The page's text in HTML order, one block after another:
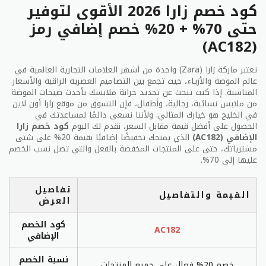
ملابسك، بما في ذلك أفضل الكتب مبيعا، يمكن العثور
عليها في أي مكان وفي أي وقت وتستطيع توفير المال
عند استخدام كود خصم زارا.
تسوق هذايا لأحبائك من زارا
اختيار هدية مثالية من مجموعة واسعة من الفساتين
والملابس زارا اون لاين، أضف كود خصم زارا لقتصاد المال
فمن الصعب اختيار قطعة مثالية من الملابس لشخص آخر.
تجنب الإجهاد، لأنه عند اختيار بطاقة هدية زارا، لم يكن
لديك ما يدعو للقلق حول حجم، نمط، أو ما إذا كان اللون
سوف يرضي بشرتك. يمكنك اختيار معطف فرو صناعي فاخر
أو أحذية طباعة الثعبان لتخصيص هديتك، وكلاهما يفوز!
اختر إرسالها عن طريق البريد أو البريد الإلكتروني، وبمجرد
أن يتلقى شخص خاص هديته منك، تقدم لهم من زارا
لمساعدتهم على توسيعه إلى أبعد من ذلك.
تواصل مع خدمة العملاء متجر زارا
متجر فساتين زارا والمعاطف وحتى الرجال باستخدام فيزا،
ماستركارد، أمريكان إكسبريس، جي سي بي، بايبل،
كود خصم زارا 2026 الأقوى لتوفير
حتى 70% + 20% خصم إضافي رمز
(AC182)
تعتبر ماركة زارا (Zara) واحدة من أشهر العلامات التجارية العالمية في
عالم الموضة والأزياء، حيث تجمع بين التصاميم العصرية الراقية والأسعار
المناسبة. إذا كنت تبحث عن تجديد خزانة ملابسك بأحدث صيحات الموضة
من ملابس نسائية، رجالية، وأطفال، فإن التسوق من موقع زارا أون لاين
في الخليج هو خيارك المثالي. ولأننا نسعى دائمًا لمساعدتك في
الحصول على أفضل قيمة مقابل السعر، نقدم لك اليوم كود خصم زارا
الإضافي (AC182) الذي يمنحك تخفيضًا إضافيًا بقيمة 20% على شتى
مشترياتك، حتى على المنتجات المخفضة بالفعل والتي تصل نسب الخصم
عليها إلى 70%.
تفاصيل
العرض
القيمة والتفاصيل
كود الخصم
الإضافي
AC182
نسبة الخصم